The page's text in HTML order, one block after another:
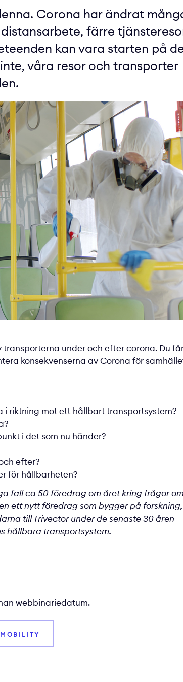
Corona har ändrat
färre
kan vara starten på
våra resor och transporter
under och efter corona. Du
konsekvenserna av Corona för
riktning mot ett hållbart transportsystem?
i det som nu händer?
efter?
för hållbarheten?
fall ca 50 föredrag om året kring frågor om
ett nytt föredrag som bygger på forskning,
till Trivector under de senaste 30 åren
hållbara transportsystem.
webbinariedatum.